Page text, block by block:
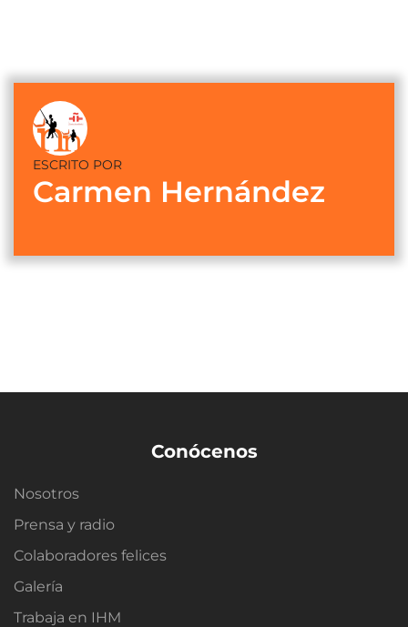
ESCRITO POR
Carmen Hernández
Conócenos
Nosotros
Prensa y radio
Colaboradores felices
Galería
Trabaja en IHM